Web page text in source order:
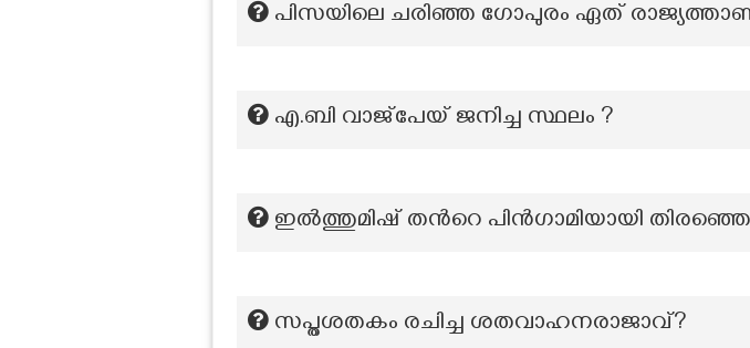
പിസയിലെ ചരിഞ്ഞ ഗോപുരം ഏത്
എ.ബി വാജ്‌പേയ് ജനിച്ച സ്ഥലം ?
ഇൽത്തുമിഷ് തൻറെ പിൻഗാമിയായി
സപ്തശതകം രചിച്ച ശതവാഹനരാജാവ്?